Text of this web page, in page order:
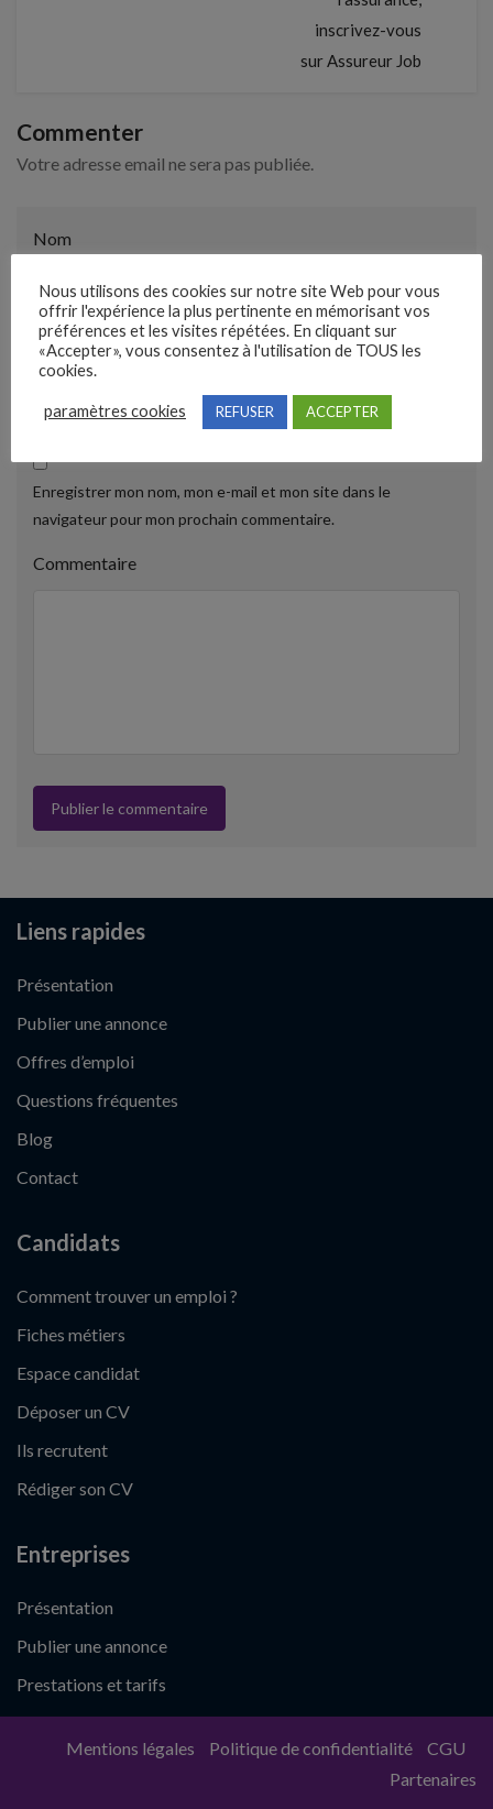
inscrivez-vous
sur Assureur Job
Commenter
Votre adresse email ne sera pas publiée.
Nom
Email
Enregistrer mon nom, mon e-mail et mon site dans le
navigateur pour mon prochain commentaire.
Commentaire
Liens rapides
Présentation
Publier une annonce
Offres d’emploi
Questions fréquentes
Blog
Contact
Candidats
Comment trouver un emploi ?
Fiches métiers
Espace candidat
Déposer un CV
Ils recrutent
Rédiger son CV
Entreprises
Présentation
Publier une annonce
Prestations et tarifs
Mentions légales Politique de confidentialité
CGU
Partenaires
Nous utilisons des cookies sur notre site Web pour vous
offrir l'expérience la plus pertinente en mémorisant vos
préférences et les visites répétées. En cliquant sur
«Accepter», vous consentez à l'utilisation de TOUS les
cookies.
paramètres cookies REFUSER ACCEPTER